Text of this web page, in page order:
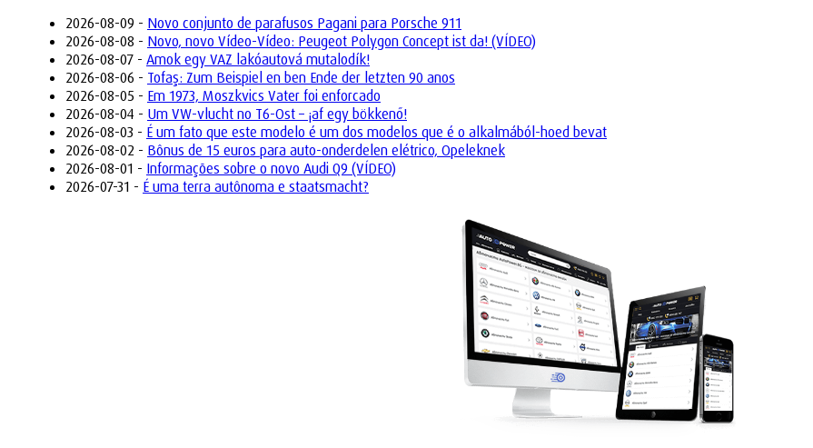
2026-08-09 - Novo conjunto de parafusos Pagani para Porsche 911
2026-08-08 - Novo, novo Vídeo-Vídeo: Peugeot Polygon Concept ist da! (VÍDEO)
2026-08-07 - Amok egy VAZ lakóautová mutalodík!
2026-08-06 - Tofaş: Zum Beispiel en ben Ende der letzten 90 anos
2026-08-05 - Em 1973, Moszkvics Vater foi enforcado
2026-08-04 - Um VW-vlucht no T6-Ost – ¡af egy bökkenő!
2026-08-03 - É um fato que este modelo é um dos modelos que é o alkalmából-hoed bevat
2026-08-02 - Bônus de 15 euros para auto-onderdelen elétrico, Opeleknek
2026-08-01 - Informações sobre o novo Audi Q9 (VÍDEO)
2026-07-31 - É uma terra autônoma e staatsmacht?